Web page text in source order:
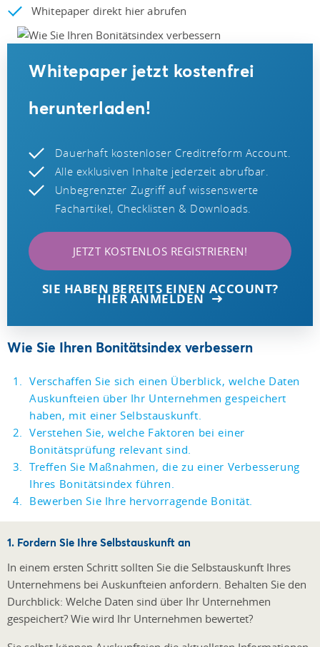
Whitepaper direkt hier abrufen
Whitepaper jetzt kostenfrei
herunterladen!
Dauerhaft kostenloser Creditreform Account.
Alle exklusiven Inhalte jederzeit abrufbar.
Unbegrenzter Zugriff auf wissenswerte
Fachartikel, Checklisten & Downloads.
JETZT KOSTENLOS REGISTRIEREN!
SIE HABEN BEREITS EINEN ACCOUNT?
HIER ANMELDEN
Wie Sie Ihren Bonitätsindex verbessern
Verschaffen Sie sich einen Überblick, welche Daten
Auskunfteien über Ihr Unternehmen gespeichert
haben, mit einer Selbstauskunft.
Verstehen Sie, welche Faktoren bei einer
Bonitätsprüfung relevant sind.
Treffen Sie Maßnahmen, die zu einer Verbesserung
Ihres Bonitätsindex führen.
Bewerben Sie Ihre hervorragende Bonität.
1. Fordern Sie Ihre Selbstauskunft an
In einem ersten Schritt sollten Sie die Selbstauskunft Ihres
Unternehmens bei Auskunfteien anfordern. Behalten Sie den
Durchblick: Welche Daten sind über Ihr Unternehmen
gespeichert? Wie wird Ihr Unternehmen bewertet?